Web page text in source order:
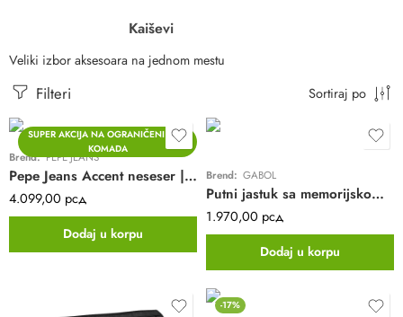
Kaiševi
Veliki izbor aksesoara na jednom mestu
Filteri Sortiraj po
SUPER AKCIJA NA OGRANIČENI BROJ
KOMADA
Brend:PEPE JEANS
Pepe Jeans Accent neseser | mint
4.099,00 рсд
Dodaj u korpu
Brend: GABOL
Putni jastuk sa memorijskom penom
1.970,00 рсд
Dodaj u korpu
-17%